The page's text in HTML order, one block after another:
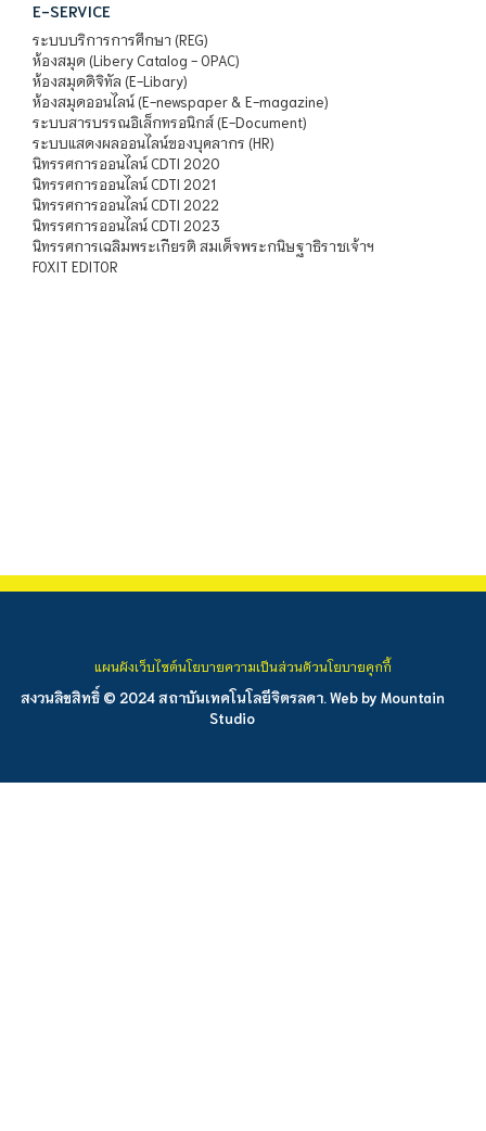
E-SERVICE
ระบบบริการการศึกษา (REG)
ห้องสมุด (Libery Catalog - OPAC)
ห้องสมุดดิจิทัล (E-Libary)
ห้องสมุดออนไลน์ (E-newspaper & E-magazine)
ระบบสารบรรณอิเล็กทรอนิกส์ (E-Document)
ระบบแสดงผลออนไลน์ของบุคลากร (HR)
นิทรรศการออนไลน์ CDTI 2020
นิทรรศการออนไลน์ CDTI 2021
นิทรรศการออนไลน์ CDTI 2022
นิทรรศการออนไลน์ CDTI 2023
นิทรรศการเฉลิมพระเกียรติ สมเด็จพระกนิษฐาธิราชเจ้าฯ
FOXIT EDITOR
สงวนลิขสิทธิ์ © 2024 สถาบันเทคโนโลยีจิตรลดา. Web by Mountain
Studio
แผนผังเว็บไซต์นโยบายความเป็นส่วนตัวนโยบายคุกกี้